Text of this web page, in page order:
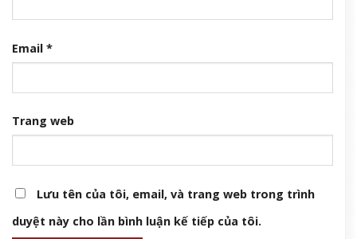
Email *
Trang web
Lưu tên của tôi, email, và trang web trong trình
duyệt này cho lần bình luận kế tiếp của tôi.